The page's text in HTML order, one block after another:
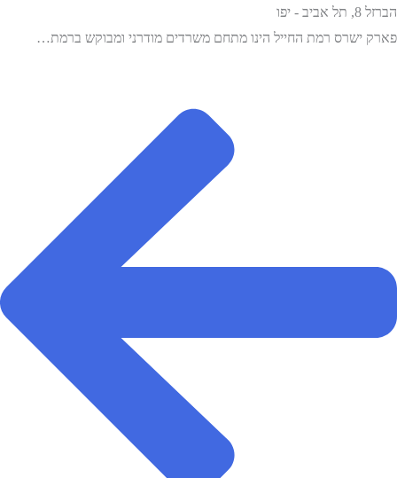
הברזל 8, תל אביב - יפו
פארק ישרס רמת החייל הינו מתחם משרדים מודרני ומבוקש ברמת…